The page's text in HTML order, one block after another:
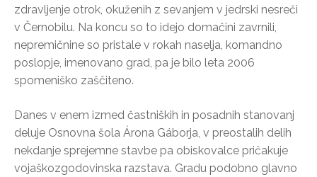
zdravljenje otrok, okuženih z sevanjem v jedrski nesreči
v Černobilu. Na koncu so to idejo domačini zavrnili,
nepremičnine so pristale v rokah naselja, komandno
poslopje, imenovano grad, pa je bilo leta 2006
spomeniško zaščiteno.
Danes v enem izmed častniških in posadnih stanovanj
deluje Osnovna šola Árona Gáborja, v preostalih delih
nekdanje sprejemne stavbe pa obiskovalce pričakuje
vojaškozgodovinska razstava. Gradu podobno glavno